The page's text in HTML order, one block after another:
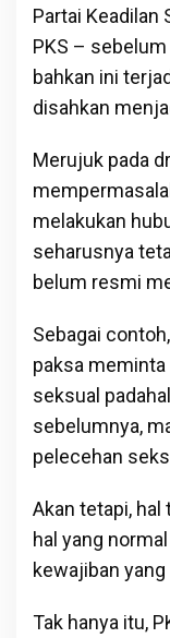
Partai Keadilan
PKS – sebelum
bahkan ini
disahkan
Merujuk pada
melakukan
seharusnya
belum resmi
Sebagai
paksa
seksual
sebelumnya,
pelecehan
Akan tetapi,
hal yang
kewajiban
Tak hanya itu,